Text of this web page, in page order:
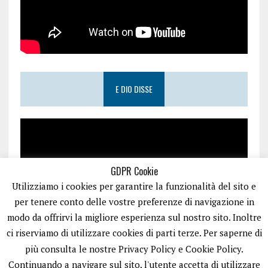
E DIO DISSE
GDPR Cookie
Utilizziamo i cookies per garantire la funzionalità del sito e
per tenere conto delle vostre preferenze di navigazione in
modo da offrirvi la migliore esperienza sul nostro sito. Inoltre
ci riserviamo di utilizzare cookies di parti terze. Per saperne di
più consulta le nostre Privacy Policy e Cookie Policy.
Continuando a navigare sul sito, l'utente accetta di utilizzare